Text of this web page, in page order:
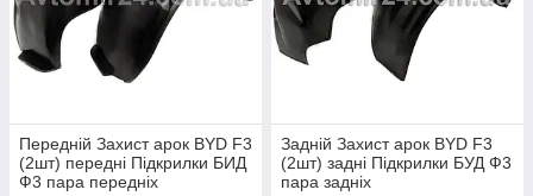
Передній Захист арок BYD F3
(2шт) передні Підкрилки БИД
Ф3 пара передніх
Задній Захист арок BYD F3
(2шт) задні Підкрилки БУД Ф3
пара задніх